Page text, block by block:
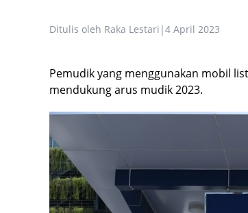
Ditulis oleh Raka Lestari |4 April 2023
Pemudik yang menggunakan mobil
mendukung arus mudik 2023.